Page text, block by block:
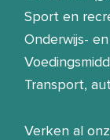
Sport en
Onderwijs-
Transport,
Verken al